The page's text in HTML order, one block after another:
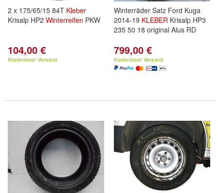
2 x 175/65/15 84T Kleber
Krisalp HP2 Winterreifen PKW
104,00 €
Kostenloser Versand
Winterräder Satz Ford Kuga
2014-19 KLEBER Krisalp HP3
235 50 18 original Alus RD
799,00 €
Kostenloser Versand